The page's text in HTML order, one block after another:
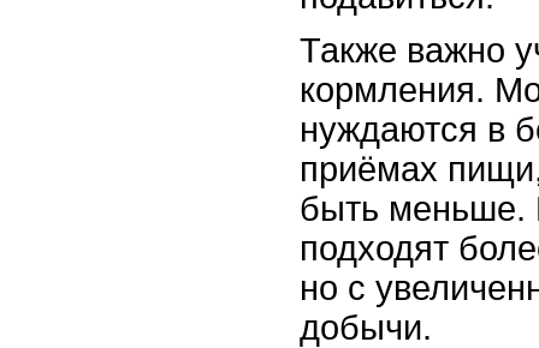
Также важно
кормления.
нуждаются в
приёмах
быть меньше.
подходят
но с
добычи.